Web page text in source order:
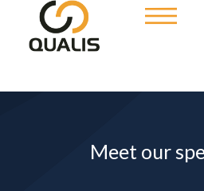
Meet our